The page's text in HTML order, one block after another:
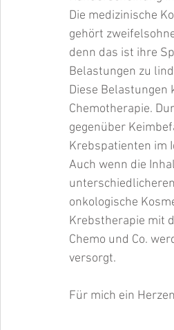
Die medizinische
gehört
denn das ist ihre
Belastungen zu
Diese
Chemotherapie.
gegenüber
Krebspatienten im
Auch wenn die
onkologische
Krebstherapie mit
Chemo und Co.
versorgt.
Für mich ein